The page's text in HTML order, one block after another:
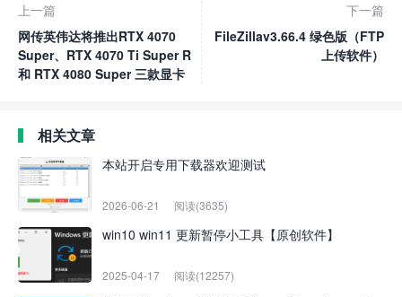
上一篇
网传英伟达将推出RTX 4070
Super、RTX 4070 Ti Super R
和 RTX 4080 Super 三款显卡
下一篇
FileZillav3.66.4 绿色版（FTP
上传软件）
相关文章
本站开启专用下载器欢迎测试
2026-06-21 阅读(3635)
win10 win11 更新暂停小工具【原创软件】
2025-04-17 阅读(12257)